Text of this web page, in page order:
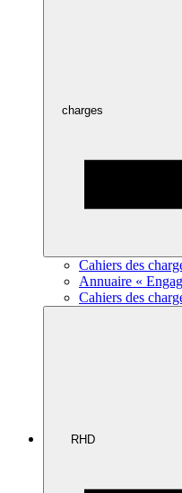
charges
Cahiers des
Annuaire «
Cahiers des
RHD